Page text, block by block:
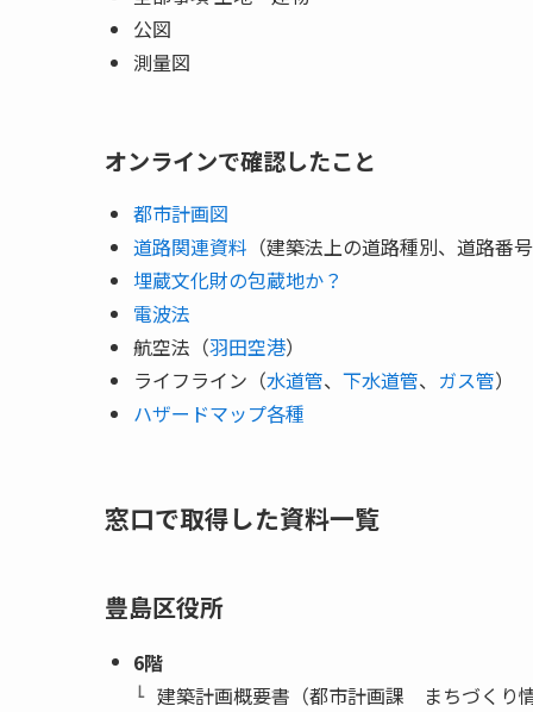
公図
測量図
オンラインで確認したこと
都市計画図
道路関連資料 （建築法上の道路種別、道路番
埋蔵文化財の包蔵地か？
電波法
航空法（羽田空港）
ライフライン（水道管、 下水道管、 ガス管）
ハザードマップ各種
窓口で取得した資料一覧
豊島区役所
6階
建築計画概要書（都市計画課 まちづくり情